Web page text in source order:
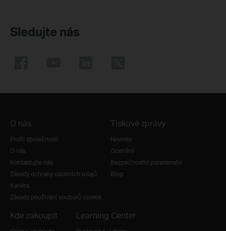
Sledujte nás
O nás
Profil společnosti
O nás
Kontaktujte nás
Zásady ochrany osobních údajů
Kariéra
Zásady používání souborů cookie
Tiskové zprávy
Novinky
Ocenění
Bezpečnostní poradenství
Blog
Kde zakoupit Learning Center